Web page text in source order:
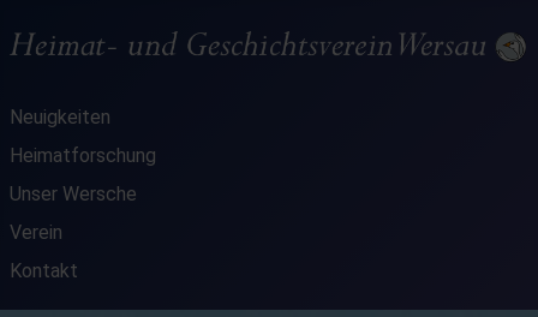
Neuigkeiten
Heimatforschung
Unser Wersche
Verein
Kontakt